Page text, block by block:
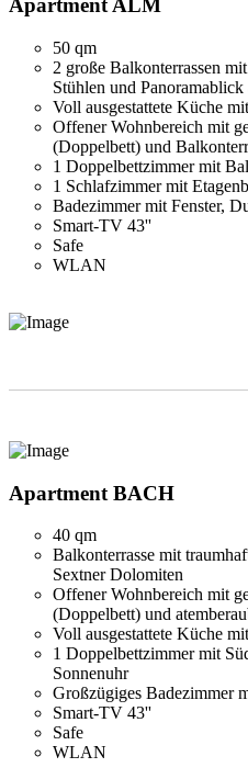
Apartment ALM
50 qm
2 große Balkonterrassen
Stühlen und
Voll ausgestattete Küche
Offener Wohnbereich mit
(Doppelbett) und
1 Doppelbettzimmer mit
1 Schlafzimmer mit
Badezimmer mit Fenster,
Smart-TV 43''
Safe
WLAN
Apartment BACH
40 qm
Balkonterrasse mit
Sextner Dolomiten
Offener Wohnbereich mit
(Doppelbett) und
Voll ausgestattete Küche
1 Doppelbettzimmer mit
Sonnenuhr
Großzügiges Badezimmer
Smart-TV 43''
Safe
WLAN